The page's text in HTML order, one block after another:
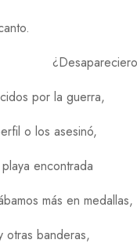
por la guerra,
o los asesinó,
encontrada
más en medallas,
otras banderas,